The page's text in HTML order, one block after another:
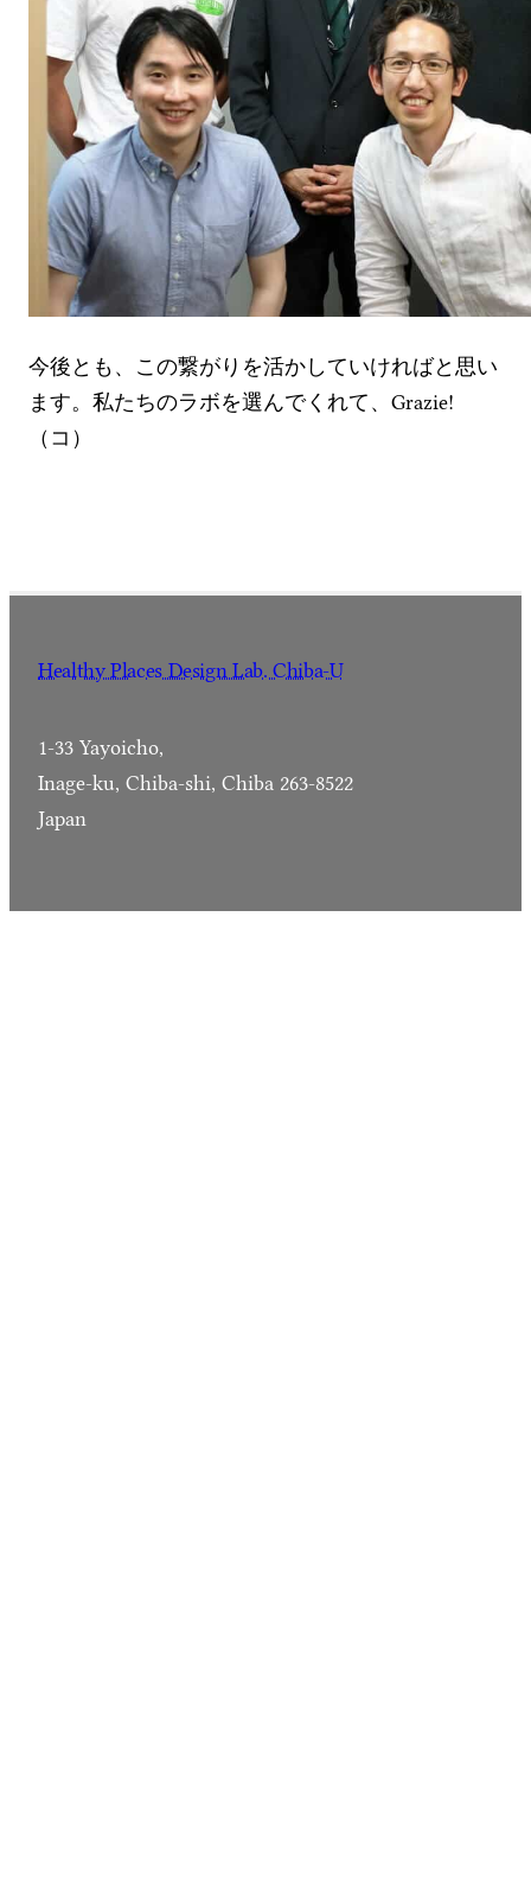
今後とも、この繋がりを活かしていければと思い
ます。私たちのラボを選んでくれて、Grazie!
（コ）
Healthy Places Design Lab. Chiba-U
1-33 Yayoicho,
Inage-ku, Chiba-shi, Chiba 263-8522
Japan